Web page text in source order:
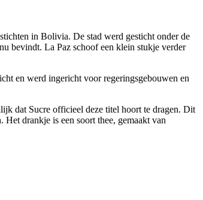
in Bolivia. De stad werd gesticht onder de
bevindt. La Paz schoof een klein stukje verder
en werd ingericht voor regeringsgebouwen en
dat Sucre officieel deze titel hoort te dragen. Dit
drankje is een soort thee, gemaakt van